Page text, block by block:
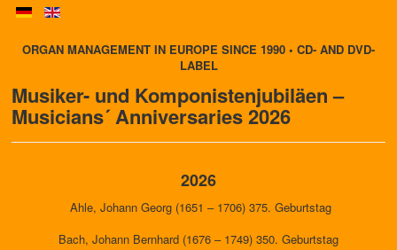
ORGAN MANAGEMENT IN EUROPE SINCE 1990 • CD- AND DVD-
LABEL
Musiker- und Komponistenjubiläen –
Musicians´ Anniversaries 2026
2026
Ahle, Johann Georg (1651 – 1706) 375. Geburtstag
Bach, Johann Bernhard (1676 – 1749) 350. Geburtstag